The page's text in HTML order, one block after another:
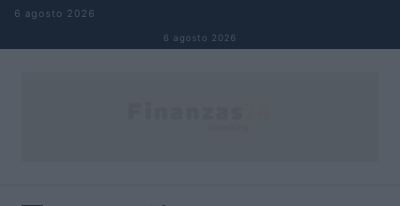
Saltar al contenido
6 agosto 2026
6 agosto 2026